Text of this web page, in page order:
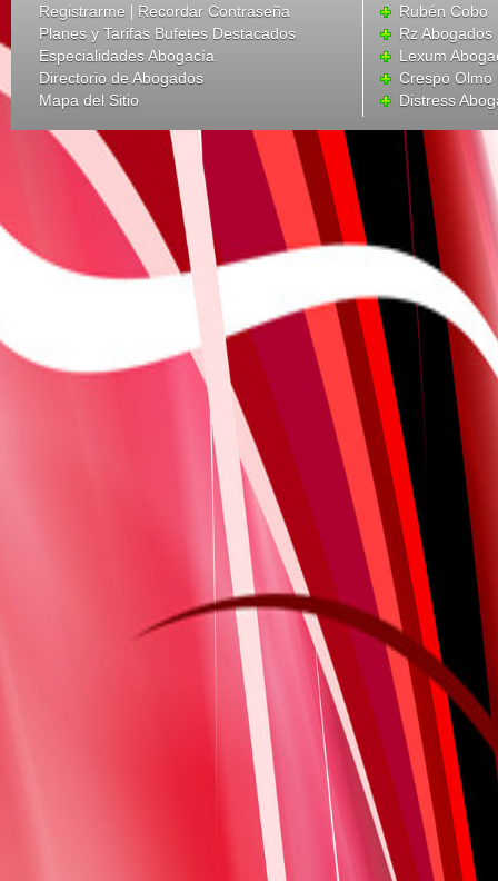
Registrarme | Recordar Contraseña
Planes y Tarifas Bufetes Destacados
Especialidades Abogacía
Directorio de Abogados
Mapa del Sitio
Rubén Cobo
Rz Abogados
Lexum
Crespo Olmo
Distress